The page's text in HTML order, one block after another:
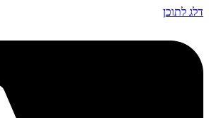
דלג לתוכן